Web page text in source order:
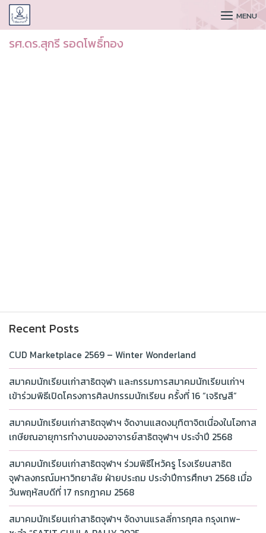
CUDAA MENU
รศ.ดร.สุกรี รอดโพธิ์ทอง
Recent Posts
CUD Marketplace 2569 – Winter Wonderland
สมาคมนักเรียนเก่าสาธิตจุฬา และกรรมการสมาคมนักเรียนเก่าฯ
เข้าร่วมพิธีเปิดโครงการศิลปกรรมนักเรียน ครั้งที่ 16 “เจริญสี”
สมาคมนักเรียนเก่าสาธิตจุฬาฯ จัดงานแสดงมุทิตาจิตเนื่องในโอกาส
เกษียณอายุการทำงานของอาจารย์สาธิตจุฬาฯ ประจำปี 2568
สมาคมนักเรียนเก่าสาธิตจุฬาฯ ร่วมพิธีไหว้ครู โรงเรียนสาธิต
จุฬาลงกรณ์มหาวิทยาลัย ฝ่ายประถม ประจำปีการศึกษา 2568 เมื่อ
วันพฤหัสบดีที่ 17 กรกฎาคม 2568
สมาคมนักเรียนเก่าสาธิตจุฬาฯ จัดงานแรลลี่การกุศล กรุงเทพ-